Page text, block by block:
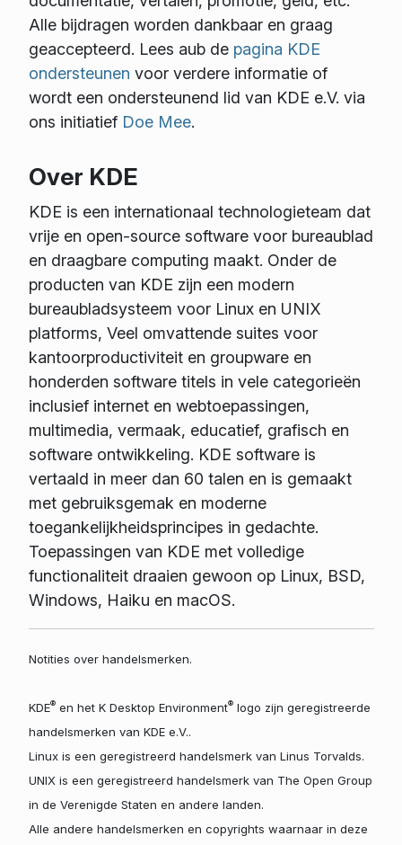
Alle bijdragen worden dankbaar en graag
geaccepteerd. Lees aub de pagina KDE
ondersteunen voor verdere informatie of
wordt een ondersteunend lid van KDE e.V. via
ons initiatief Doe Mee.
Over KDE
KDE is een internationaal technologieteam dat
vrije en open-source software voor bureaublad
en draagbare computing maakt. Onder de
producten van KDE zijn een modern
bureaubladsysteem voor Linux en UNIX
platforms, Veel omvattende suites voor
kantoorproductiviteit en groupware en
honderden software titels in vele categorieën
inclusief internet en webtoepassingen,
multimedia, vermaak, educatief, grafisch en
software ontwikkeling. KDE software is
vertaald in meer dan 60 talen en is gemaakt
met gebruiksgemak en moderne
toegankelijkheidsprincipes in gedachte.
Toepassingen van KDE met volledige
functionaliteit draaien gewoon op Linux, BSD,
Windows, Haiku en macOS.
Notities over handelsmerken.
KDE®en het K Desktop Environment®logo zijn geregistreerde
handelsmerken van KDE e.V..
Linux is een geregistreerd handelsmerk van Linus Torvalds.
UNIX is een geregistreerd handelsmerk van The Open Group
in de Verenigde Staten en andere landen.
Alle andere handelsmerken en copyrights waarnaar in deze